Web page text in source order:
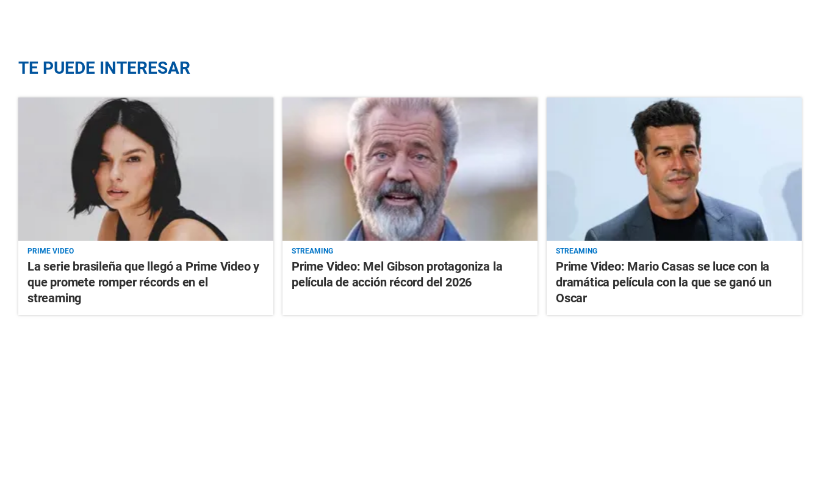
TE PUEDE INTERESAR
PRIME VIDEO
La serie brasileña que llegó a Prime Video y
que promete romper récords en el
streaming
STREAMING
Prime Video: Mel Gibson protagoniza la
película de acción récord del 2026
STREAMING
Prime Video: Mario Casas se luce con la
dramática película con la que se ganó un
Oscar